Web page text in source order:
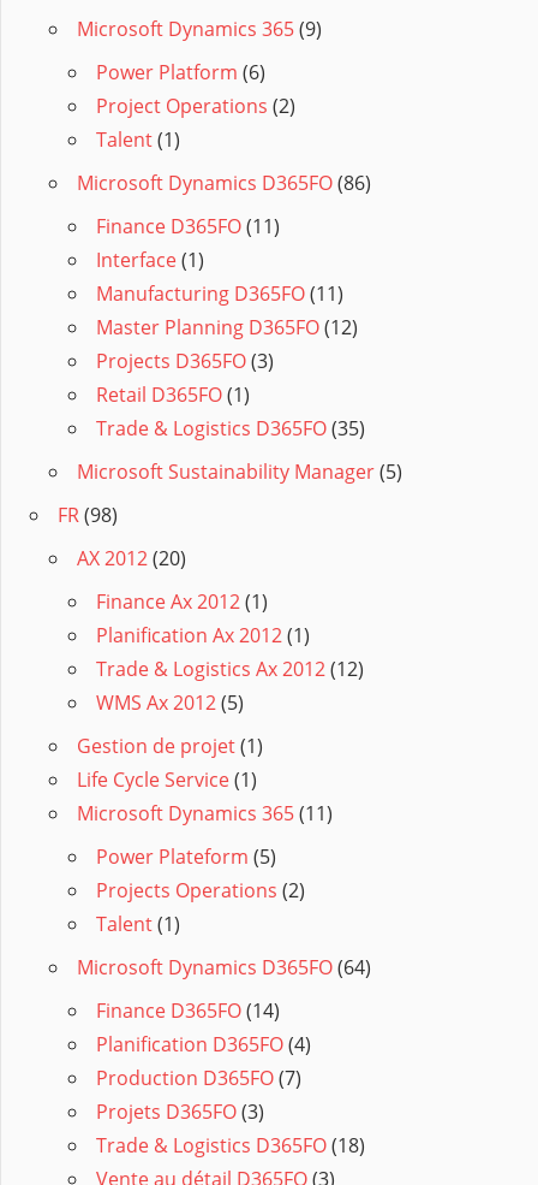
Microsoft Dynamics 365(9)
Power Platform (6)
Project Operations (2)
Talent(1)
Microsoft Dynamics D365FO(86)
Finance D365FO(11)
Interface(1)
Manufacturing D365FO(11)
Master Planning D365FO(12)
Projects D365FO(3)
Retail D365FO(1)
Trade & Logistics D365FO(35)
Microsoft Sustainability Manager(5)
FR(98)
AX 2012(20)
Finance Ax 2012(1)
Planification Ax 2012(1)
Trade & Logistics Ax 2012(12)
WMS Ax 2012(5)
Gestion de projet(1)
Life Cycle Service(1)
Microsoft Dynamics 365(11)
Power Plateform (5)
Projects Operations (2)
Talent(1)
Microsoft Dynamics D365FO(64)
Finance D365FO(14)
Planification D365FO(4)
Production D365FO(7)
Projets D365FO(3)
Trade & Logistics D365FO(18)
Vente au détail D365FO(3)